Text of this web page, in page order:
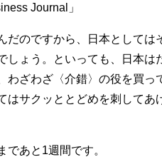
Journal」
だのですから、日本としては
しょう。といっても、日本は
わざわざ〈介錯〉の役を買っ
はサクッととどめを刺してあ
であと1週間です。